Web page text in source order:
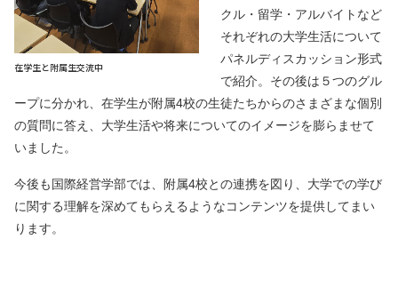
在学生と附属生交流中
クル・留学・アルバイトなど
それぞれの大学生活について
パネルディスカッション形式
で紹介。その後は５つのグル
ープに分かれ、在学生が附属4校の生徒たちからのさまざまな個別
の質問に答え、大学生活や将来についてのイメージを膨らませて
いました。
今後も国際経営学部では、附属4校との連携を図り、大学での学び
に関する理解を深めてもらえるようなコンテンツを提供してまい
ります。